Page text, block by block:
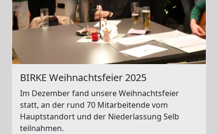
BIRKE Weihnachtsfeier 2025
Im Dezember fand unsere Weihnachtsfeier
statt, an der rund 70 Mitarbeitende vom
Hauptstandort und der Niederlassung Selb
teilnahmen.